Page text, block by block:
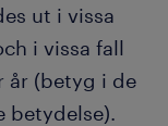
ut i vissa
i vissa fall
år (betyg i de
betydelse).